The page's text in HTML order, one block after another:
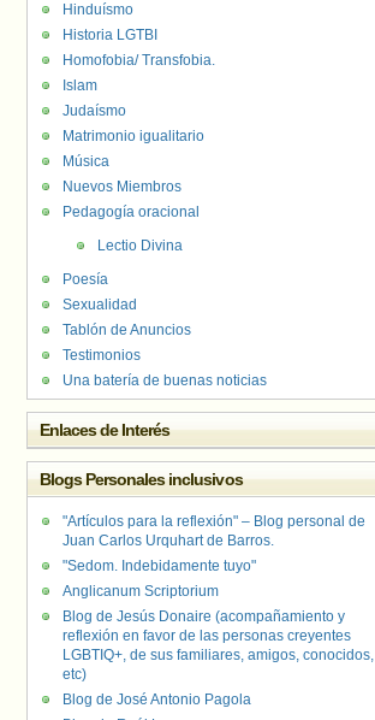
Hinduísmo
Historia LGTBI
Homofobia/ Transfobia.
Islam
Judaísmo
Matrimonio igualitario
Música
Nuevos Miembros
Pedagogía oracional
Lectio Divina
Poesía
Sexualidad
Tablón de Anuncios
Testimonios
Una batería de buenas noticias
Enlaces de Interés
Blogs Personales inclusivos
"Artículos para la reflexión" – Blog personal de
Juan Carlos Urquhart de Barros.
"Sedom. Indebidamente tuyo"
Anglicanum Scriptorium
Blog de Jesús Donaire (acompañamiento y
reflexión en favor de las personas creyentes
LGBTIQ+, de sus familiares, amigos, conocidos,
etc)
Blog de José Antonio Pagola